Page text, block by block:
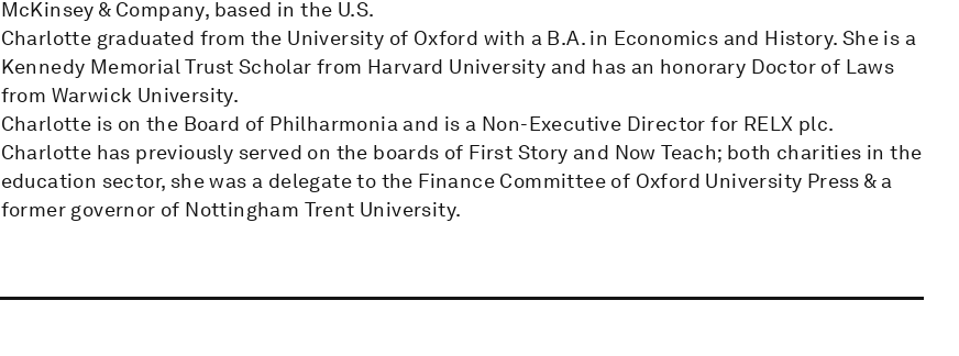
McKinsey & Company, based in the U.S.
Charlotte graduated from the University of Oxford with a B.A. in Economics and History. She is a
Kennedy Memorial Trust Scholar from Harvard University and has an honorary Doctor of Laws
from Warwick University.
Charlotte is on the Board of Philharmonia and is a Non-Executive Director for RELX plc.
Charlotte has previously served on the boards of First Story and Now Teach; both charities in the
education sector, she was a delegate to the Finance Committee of Oxford University Press & a
former governor of Nottingham Trent University.